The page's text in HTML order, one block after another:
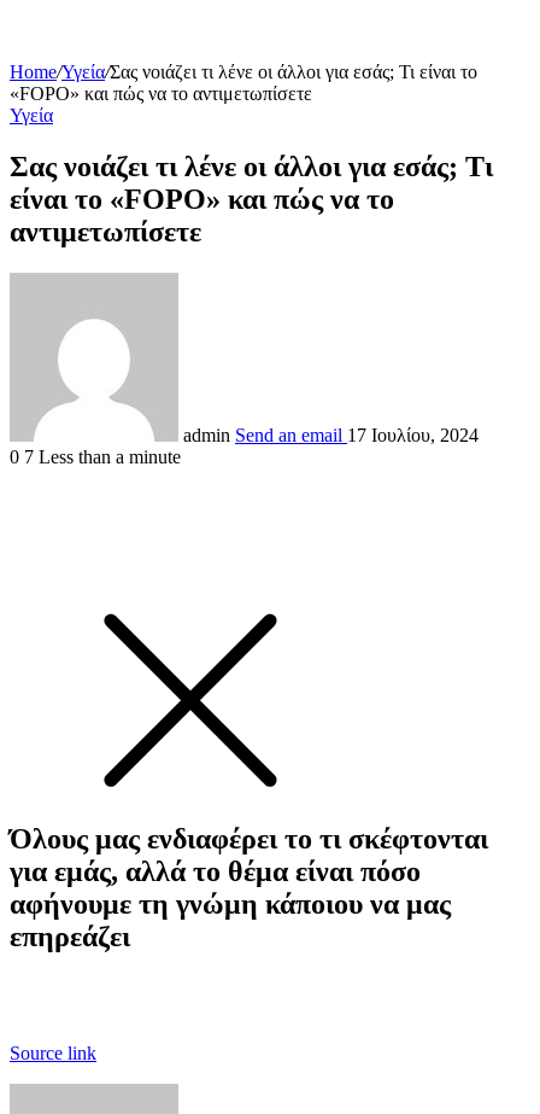
Home/Υγεία/Σας νοιάζει τι λένε οι άλλοι για εσάς; Τι είναι το
«FOPO» και πώς να το αντιμετωπίσετε
Υγεία
Σας νοιάζει τι λένε οι άλλοι για εσάς; Τι
είναι το «FOPO» και πώς να το
αντιμετωπίσετε
admin Send an email 17 Ιουλίου, 2024
0 7 Less than a minute
Όλους μας ενδιαφέρει το τι σκέφτονται
για εμάς, αλλά το θέμα είναι πόσο
αφήνουμε τη γνώμη κάποιου να μας
επηρεάζει
Source link